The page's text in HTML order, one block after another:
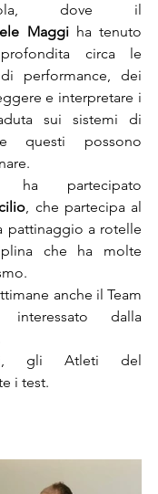
dove il
Maggi ha tenuto
circa le
performance, dei
e interpretare i
sui sistemi di
questi possono
ha partecipato
, che partecipa al
pattinaggio a rotelle
che ha molte
anche il Team
interessato dalla
gli Atleti del
i test.